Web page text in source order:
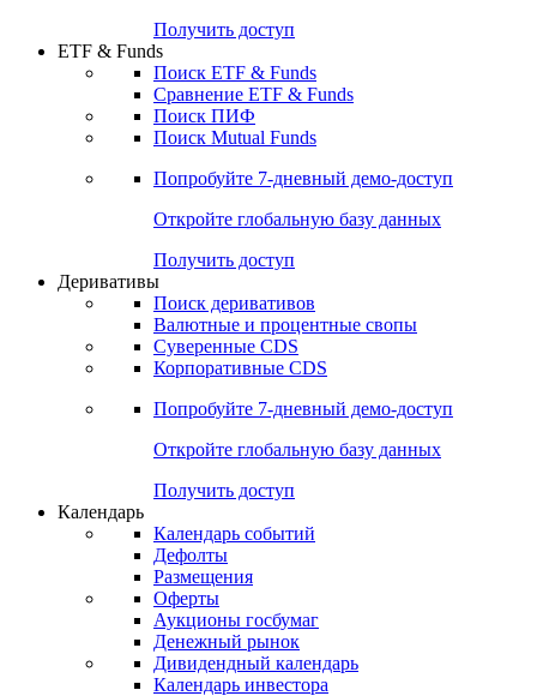
Получить доступ
ETF & Funds
Поиск ETF & Funds
Сравнение ETF & Funds
Поиск ПИФ
Поиск Mutual Funds
Попробуйте 7-дневный демо-доступ
Откройте глобальную базу данных
Получить доступ
Деривативы
Поиск деривативов
Валютные и процентные свопы
Суверенные CDS
Корпоративные CDS
Попробуйте 7-дневный демо-доступ
Откройте глобальную базу данных
Получить доступ
Календарь
Календарь событий
Дефолты
Размещения
Оферты
Аукционы госбумаг
Денежный рынок
Дивидендный календарь
Календарь инвестора